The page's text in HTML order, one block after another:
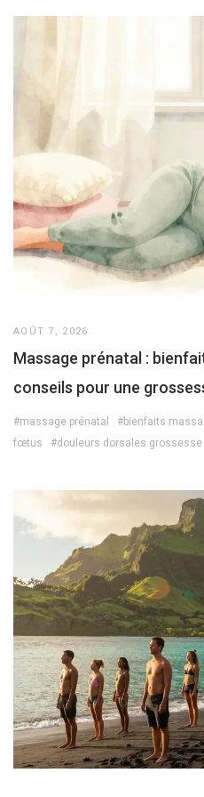
AOÛT 7, 2026
Massage prénatal :
conseils pour une
#massage prénatal #bienfaits
fœtus
#douleurs dorsales grossesse